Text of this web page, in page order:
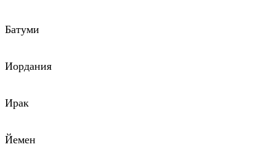
Батуми
Иордания
Ирак
Йемен